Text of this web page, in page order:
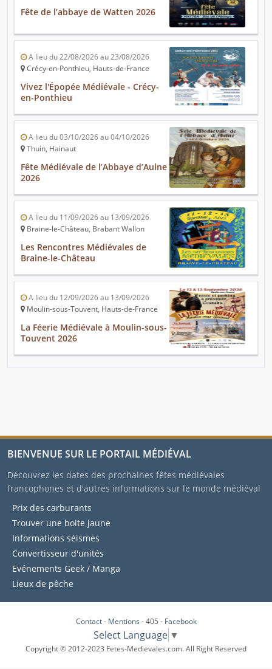
Fête de l’abbaye de Watten 2026
A lieu du 22/08/2026 au 23/08/2026
Crécy-en-Ponthieu, Hauts-de-France
Vivez l'Épopée Médiévale - Crécy-
en-Ponthieu
A lieu du 03/10/2026 au 04/10/2026
Thuin, Hainaut
Fête Médiévale de l’Abbaye d’Aulne
2026
A lieu du 11/09/2026 au 13/09/2026
Braine-le-Château, Brabant Wallon
Les Rencontres Médiévales de
Braine-le-Château
A lieu du 12/09/2026 au 13/09/2026
Moulin-sous-Touvent, Hauts-de-France
La Féerie Médiévale à Moulin-sous-
Touvent 2026
BIENVENUE SUR LE PORTAIL MÉDIÉVAL
Découvrez les dates des prochaines fêtes médiévales
francophones et d'autres informations sur le monde médiéval
Prix des carburants
Trouver une boite jaune
Informations séismes
Convertisseur d'unités
Evénements Geek / Manga
Lieux de pêche
Contact- Mentions - 405 - Facebook
Select Language ▼
Copyright © 2012-2023 Fetes-Medievales.com. All Right Reserved